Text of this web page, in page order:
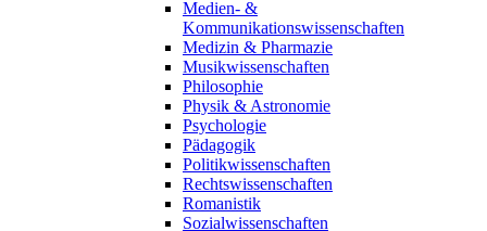
Medien- &
Kommunikationswissenschaften
Medizin & Pharmazie
Musikwissenschaften
Philosophie
Physik & Astronomie
Psychologie
Pädagogik
Politikwissenschaften
Rechtswissenschaften
Romanistik
Sozialwissenschaften